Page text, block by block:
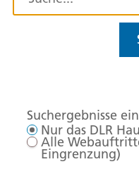
Suchergebnisse
Nur das DLR
Alle
Eingrenzung)